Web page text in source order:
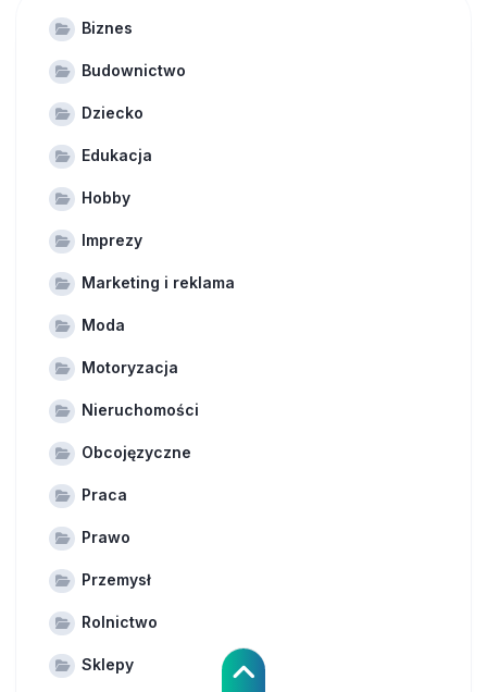
Biznes
Budownictwo
Dziecko
Edukacja
Hobby
Imprezy
Marketing i reklama
Moda
Motoryzacja
Nieruchomości
Obcojęzyczne
Praca
Prawo
Przemysł
Rolnictwo
Sklepy